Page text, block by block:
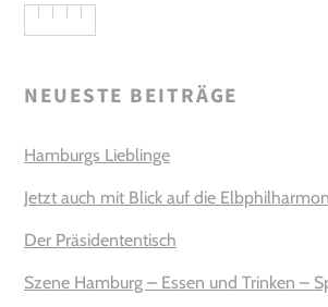
NEUESTE BEITRÄGE
Hamburgs Lieblinge
Jetzt auch mit Blick auf die
Der Präsidententisch
Szene Hamburg – Essen und Trinken –